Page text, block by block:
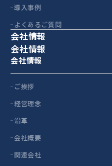
導入事例
よくあるご質問
会社情報
会社情報
会社情報
ご挨拶
経営理念
沿革
会社概要
関連会社